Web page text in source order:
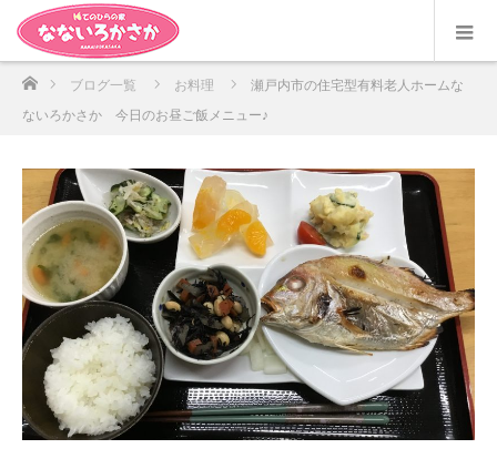
ホームブログ一覧 お料理
瀬戸内市の住宅型有料老人ホームな
ないろかさか 今日のお昼ご飯メニュー♪